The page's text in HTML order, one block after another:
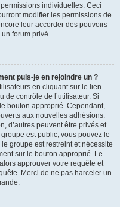
individuelles. Ceci
modifier les permissions de
leur accorder des pouvoirs
forum privé.
puis-je en rejoindre un ?
en cliquant sur le lien
de contrôle de l’utilisateur. Si
bouton approprié. Cependant,
aux nouvelles adhésions.
d’autres peuvent être privés et
est public, vous pouvez le
groupe est restreint et nécessite
sur le bouton approprié. Le
approuver votre requête et
Merci de ne pas harceler un